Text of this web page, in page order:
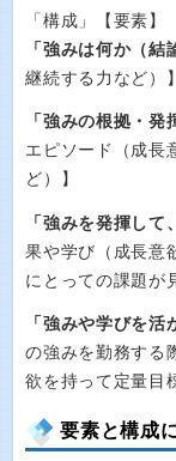
「構成」【要素】
「強みは何か（結
継続する力など）】
「強みの根拠・発
エピソード（成長
ど）】
「強みを発揮して
果や学び（成長意
にとっての課題が
「強みや学びを活
の強みを勤務する
欲を持って定量目
要素と構成